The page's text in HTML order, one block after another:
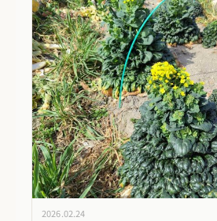
2026.02.24